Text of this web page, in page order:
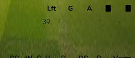
Lft G A
39 - - - -